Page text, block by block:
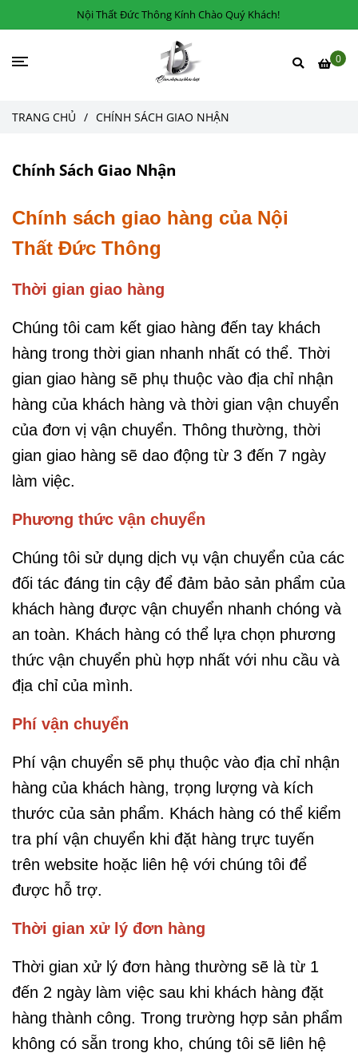
Nội Thất Đức Thông Kính Chào Quý Khách!
0
TRANG CHỦ / CHÍNH SÁCH GIAO NHẬN
Chính Sách Giao Nhận
Chính sách giao hàng của Nội
Thất Đức Thông
Thời gian giao hàng
Chúng tôi cam kết giao hàng đến tay khách
hàng trong thời gian nhanh nhất có thể. Thời
gian giao hàng sẽ phụ thuộc vào địa chỉ nhận
hàng của khách hàng và thời gian vận chuyển
của đơn vị vận chuyển. Thông thường, thời
gian giao hàng sẽ dao động từ 3 đến 7 ngày
làm việc.
Phương thức vận chuyển
Chúng tôi sử dụng dịch vụ vận chuyển của các
đối tác đáng tin cậy để đảm bảo sản phẩm của
khách hàng được vận chuyển nhanh chóng và
an toàn. Khách hàng có thể lựa chọn phương
thức vận chuyển phù hợp nhất với nhu cầu và
địa chỉ của mình.
Phí vận chuyển
Phí vận chuyển sẽ phụ thuộc vào địa chỉ nhận
hàng của khách hàng, trọng lượng và kích
thước của sản phẩm. Khách hàng có thể kiểm
tra phí vận chuyển khi đặt hàng trực tuyến
trên website hoặc liên hệ với chúng tôi để
được hỗ trợ.
Thời gian xử lý đơn hàng
Thời gian xử lý đơn hàng thường sẽ là từ 1
đến 2 ngày làm việc sau khi khách hàng đặt
hàng thành công. Trong trường hợp sản phẩm
không có sẵn trong kho, chúng tôi sẽ liên hệ